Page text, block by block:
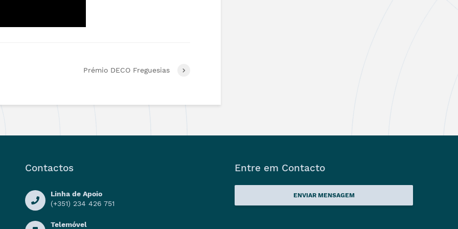
Prémio DECO Freguesias
Contactos
Linha de Apoio
(+351) 234 426 751
Telemóvel
Entre em Contacto
ENVIAR MENSAGEM